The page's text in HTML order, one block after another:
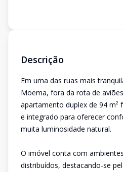
Descrição
Em uma das ruas mais
Moema, fora da rota de
apartamento duplex de 94
e integrado para oferecer
muita luminosidade natural.
O imóvel conta com
distribuídos, destacando-se